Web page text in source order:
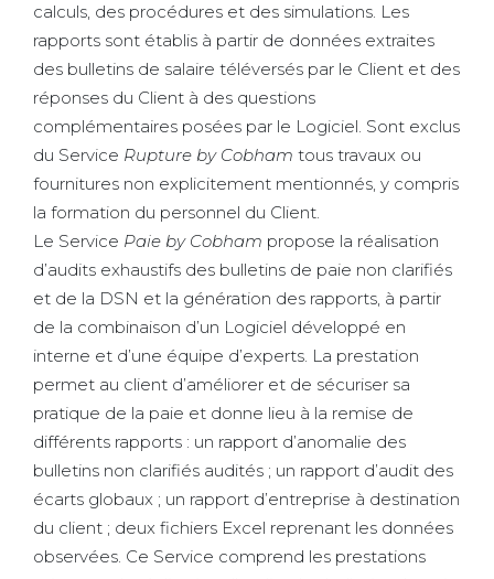
calculs, des procédures et des simulations. Les
rapports sont établis à partir de données extraites
des bulletins de salaire téléversés par le Client et des
réponses du Client à des questions
complémentaires posées par le Logiciel. Sont exclus
du Service Rupture by Cobham tous travaux ou
fournitures non explicitement mentionnés, y compris
la formation du personnel du Client.
Le Service Paie by Cobham propose la réalisation
d’audits exhaustifs des bulletins de paie non clarifiés
et de la DSN et la génération des rapports, à partir
de la combinaison d’un Logiciel développé en
interne et d’une équipe d’experts. La prestation
permet au client d’améliorer et de sécuriser sa
pratique de la paie et donne lieu à la remise de
différents rapports : un rapport d’anomalie des
bulletins non clarifiés audités ; un rapport d’audit des
écarts globaux ; un rapport d’entreprise à destination
du client ; deux fichiers Excel reprenant les données
observées. Ce Service comprend les prestations